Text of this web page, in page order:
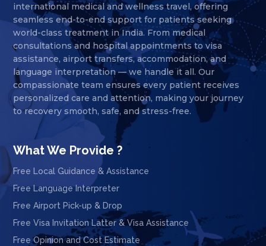
international medical and wellness travel, offering
seamless end-to-end support for patients seeking
world-class treatment in India. From medical
consultations and hospital appointments to visa
assistance, airport transfers, accommodation, and
language interpretation — we handle it all. Our
compassionate team ensures every patient receives
personalized care and attention, making your journey
to recovery smooth, safe, and stress-free.
What We Provide ?
Free Local Guidance & Assistance
Free Language Interpreter
Free Airport Pick-up & Drop
Free Visa Invitation Latter & Visa Assistance
Free Opinion and Cost Estimate